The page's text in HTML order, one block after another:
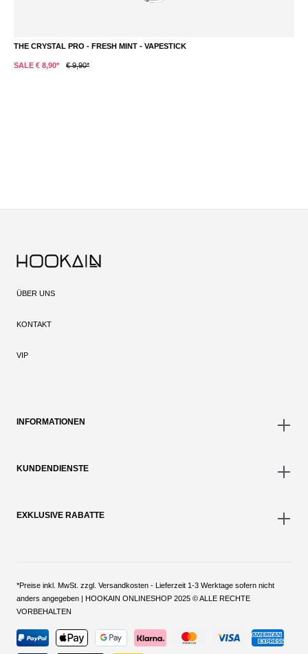
THE CRYSTAL PRO - FRESH MINT - VAPESTICK
SALE € 8,90* € 9,90*
ÜBER UNS
KONTAKT
VIP
INFORMATIONEN
KUNDENDIENSTE
EXKLUSIVE RABATTE
*Preise inkl. MwSt. zzgl. Versandkosten - Lieferzeit 1-3 Werktage sofern nicht
anders angegeben | HOOKAIN ONLINESHOP 2025 © ALLE RECHTE
VORBEHALTEN